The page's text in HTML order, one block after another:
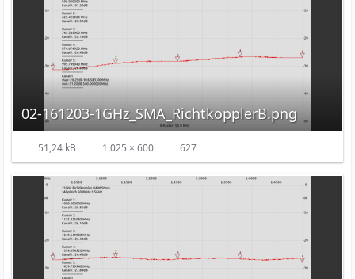
02-161203-1GHz_SMA_RichtkopplerB.png
51,24 kB 1.025 × 600 627